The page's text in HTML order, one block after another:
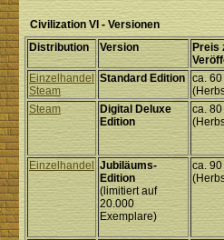
Civilization VI - Versionen
Distribution
Version
Preis
Einzelhandel
Steam
Standard Edition ca.
Steam
Digital Deluxe
Edition
ca.
Einzelhandel
Jubiläums-
Edition
(limitiert auf
20.000
Exemplare)
ca.